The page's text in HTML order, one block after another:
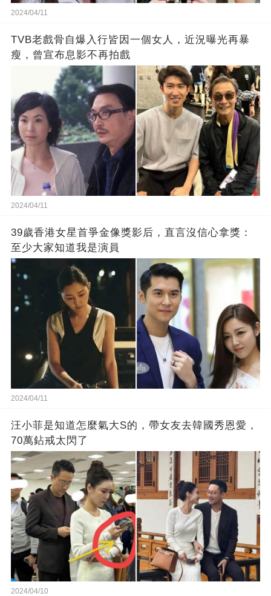
2024/04/11
TVB老戲骨自爆入行皆因一個女人，近況曝光再暴
瘦，曾宣布息影不再拍戲
2024/04/11
39歲香港女星首爭金像獎影后，直言沒信心拿獎：
至少大家知道我是演員
2024/04/11
汪小菲是知道怎麼氣大S的，帶女友去韓國秀恩愛，
70萬鉆戒太閃了
2024/04/10